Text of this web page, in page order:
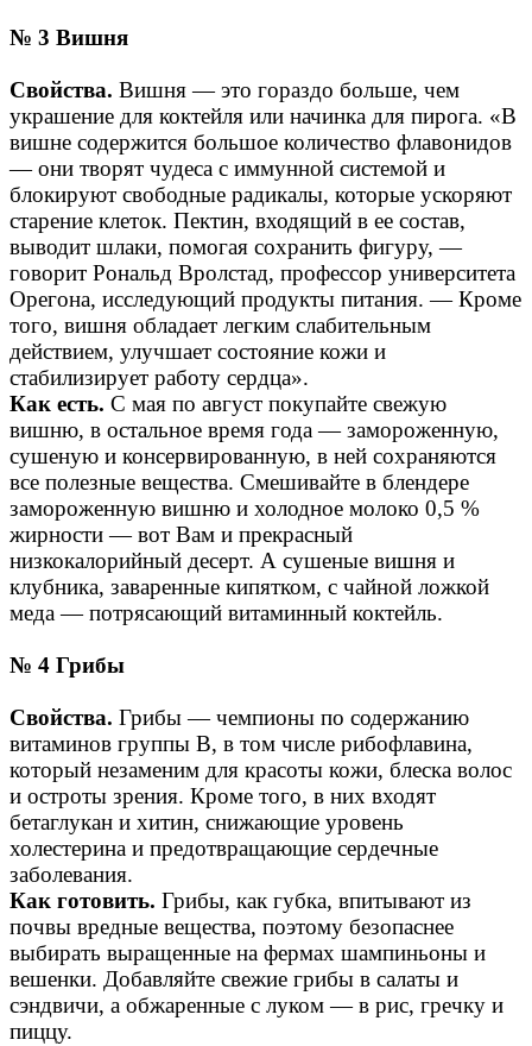
№ 3 Вишня
Свойства. Вишня — это гораздо больше, чем
украшение для коктейля или начинка для пирога. «В
вишне содержится большое количество флавонидов
— они творят чудеса с иммунной системой и
блокируют свободные радикалы, которые ускоряют
старение клеток. Пектин, входящий в ее состав,
выводит шлаки, помогая сохранить фигуру, —
говорит Рональд Вролстад, профессор университета
Орегона, исследующий продукты питания. — Кроме
того, вишня обладает легким слабительным
действием, улучшает состояние кожи и
стабилизирует работу сердца».
Как есть. С мая по август покупайте свежую
вишню, в остальное время года — замороженную,
сушеную и консервированную, в ней сохраняются
все полезные вещества. Смешивайте в блендере
замороженную вишню и холодное молоко 0,5 %
жирности — вот Вам и прекрасный
низкокалорийный десерт. А сушеные вишня и
клубника, заваренные кипятком, с чайной ложкой
меда — потрясающий витаминный коктейль.
№ 4 Грибы
Свойства. Грибы — чемпионы по содержанию
витаминов группы В, в том числе рибофлавина,
который незаменим для красоты кожи, блеска волос
и остроты зрения. Кроме того, в них входят
бетаглукан и хитин, снижающие уровень
холестерина и предотвращающие сердечные
заболевания.
Как готовить. Грибы, как губка, впитывают из
почвы вредные вещества, поэтому безопаснее
выбирать выращенные на фермах шампиньоны и
вешенки. Добавляйте свежие грибы в салаты и
сэндвичи, а обжаренные с луком — в рис, гречку и
пиццу.